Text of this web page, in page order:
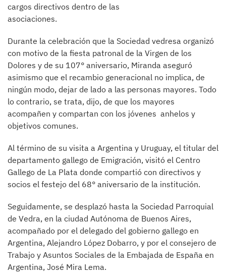
cargos directivos dentro de las
asociaciones.
Durante la celebración que la Sociedad vedresa organizó
con motivo de la fiesta patronal de la Virgen de los
Dolores y de su 107° aniversario, Miranda aseguró
asimismo que el recambio generacional no implica, de
ningún modo, dejar de lado a las personas mayores. Todo
lo contrario, se trata, dijo, de que los mayores
acompañen y compartan con los jóvenes anhelos y
objetivos comunes.
Al término de su visita a Argentina y Uruguay, el titular del
departamento gallego de Emigración, visitó el Centro
Gallego de La Plata donde compartió con directivos y
socios el festejo del 68° aniversario de la institución.
Seguidamente, se desplazó hasta la Sociedad Parroquial
de Vedra, en la ciudad Autónoma de Buenos Aires,
acompañado por el delegado del gobierno gallego en
Argentina, Alejandro López Dobarro, y por el consejero de
Trabajo y Asuntos Sociales de la Embajada de España en
Argentina, José Mira Lema.